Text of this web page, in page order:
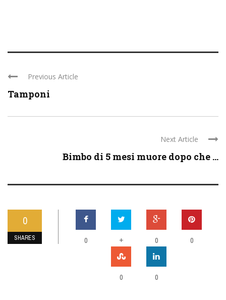
Previous Article
Tamponi
Next Article
Bimbo di 5 mesi muore dopo che ...
0
SHARES 0 + 0 0
0 0